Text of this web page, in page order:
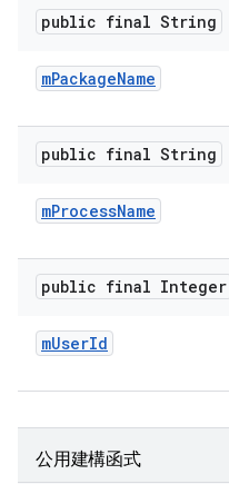
public final String
mPackageName
public final String
mProcessName
public final Integer
mUserId
公用建構函式